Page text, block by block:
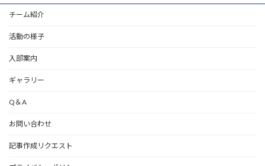
チーム紹介
活動の様子
入部案内
ギャラリー
Q＆A
お問い合わせ
記事作成リクエスト